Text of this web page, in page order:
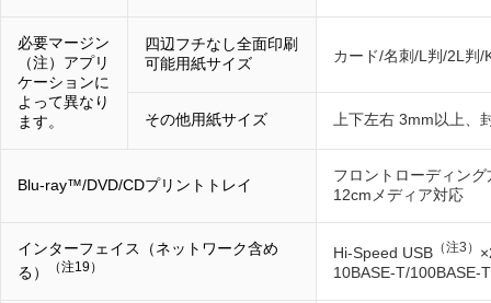
必要マージン
（注）アプリ
ケーションに
よって異なり
ます。
四辺フチなし全面印刷
可能用紙サイズ
カード/名刺/L判/2L判/
その他用紙サイズ 上下左右 3mm以上、
Blu-ray™/DVD/CDプリントトレイ
フロントローディン
12cmメディア対応
インターフェイス（ネットワーク含め
る）
（注19）
Hi-Speed USB （注3）
10BASE-T/100BASE-